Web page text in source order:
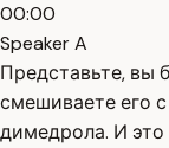
00:00
Speaker A
Представьте, вы
смешиваете его
димедрола. И это